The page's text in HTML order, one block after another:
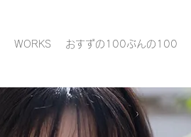
WORKS おすずの100ぶんの100